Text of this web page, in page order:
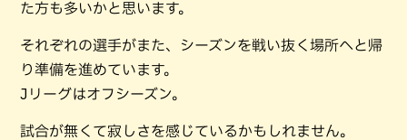
た方も多いかと思います。
それぞれの選手がまた、シーズンを戦い抜く場所へと帰
り準備を進めています。
Jリーグはオフシーズン。
試合が無くて寂しさを感じているかもしれません。